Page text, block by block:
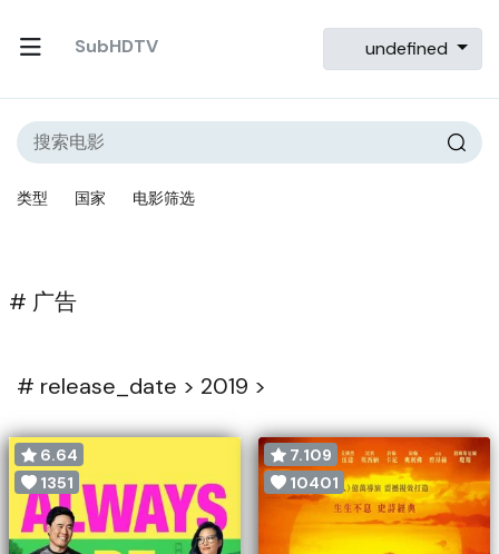
SubHDTV undefined
类型 国家 电影筛选
# release_date > 2019 >
6.64
1351
7.109
10401
# 广告